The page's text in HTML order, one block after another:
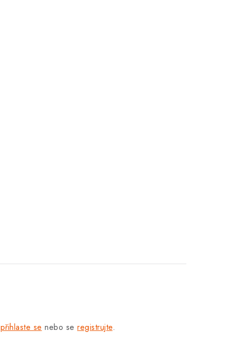
přihlaste se nebo se registrujte.